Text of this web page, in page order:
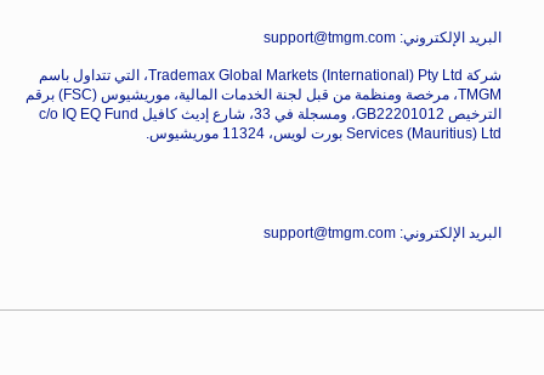
البريد الإلكتروني: support@tmgm.com
شركة Trademax Global Markets (International) Pty Ltd، التي تتداول باسم
TMGM، مرخصة ومنظمة من قبل لجنة الخدمات المالية، موريشيوس (FSC) برقم
الترخيص GB22201012، ومسجلة في 33، شارع إديث كافيل c/o IQ EQ Fund
Services (Mauritius) Ltd بورت لويس، 11324 موريشيوس.
البريد الإلكتروني: support@tmgm.com